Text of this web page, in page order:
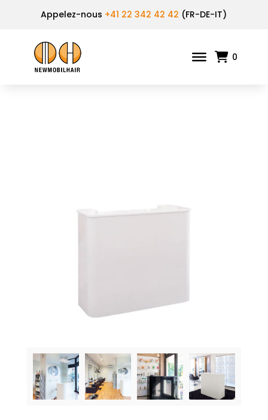
Appelez-nous +41 22 342 42 42 (FR-DE-IT)
0